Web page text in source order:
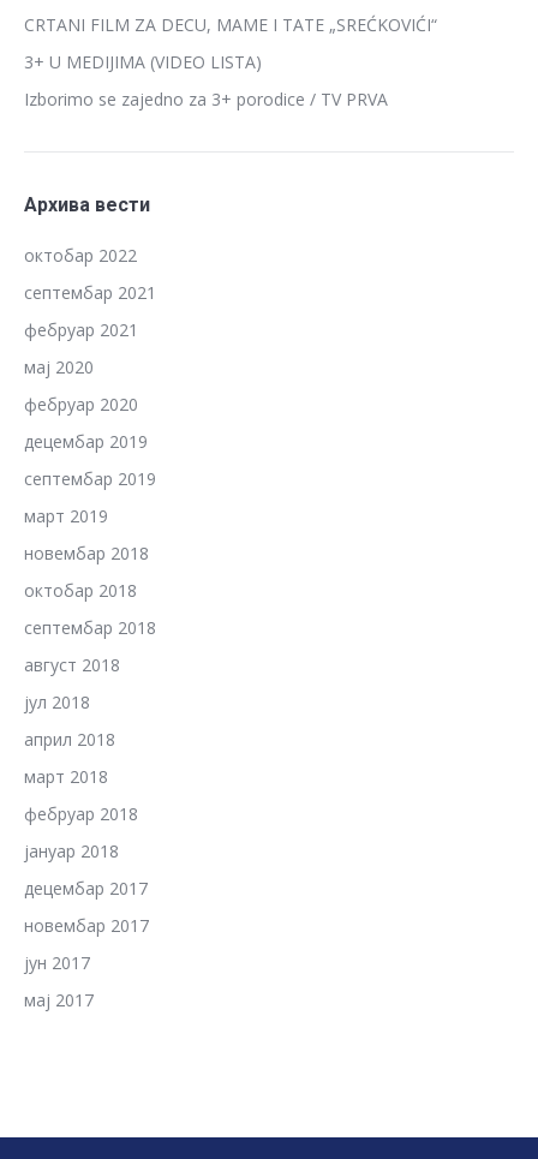
CRTANI FILM ZA DECU, MAME I TATE „SREĆKOVIĆI“
3+ U MEDIJIMA (VIDEO LISTA)
Izborimo se zajedno za 3+ porodice / TV PRVA
Архива вести
октобар 2022
септембар 2021
фебруар 2021
мај 2020
фебруар 2020
децембар 2019
септембар 2019
март 2019
новембар 2018
октобар 2018
септембар 2018
август 2018
јул 2018
април 2018
март 2018
фебруар 2018
јануар 2018
децембар 2017
новембар 2017
јун 2017
мај 2017